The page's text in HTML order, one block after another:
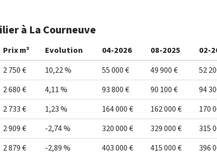
à La Courneuve
Prix m² Evolution 04-2026 08-2025
02-
2 750 € 10,22 % 55 000 € 49 900 €
52
2 680 € 4,11 % 93 800 € 90 100 €
94
2 733 € 1,23 % 164 000 € 162 000 €
170
2 909 € -2,74 % 320 000 € 329 000 €
315
2 879 € -2,89 % 403 000 € 415 000 € 396